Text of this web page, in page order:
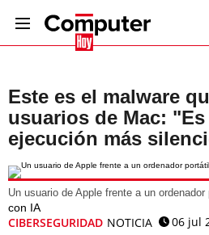
Este es el malware
usuarios de Mac:
ejecución más
Un usuario de Apple frente a un
con IA
CIBERSEGURIDAD NOTICIA
06 jul